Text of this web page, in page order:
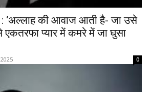
‘अल्लाह की आवाज आती है- जा उसे
एकतरफा प्यार में कमरे में जा घुसा
0